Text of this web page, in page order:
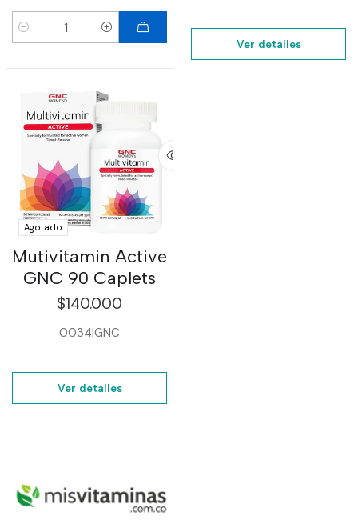
Cantidad Ver detalles
Agotado
Mutivitamin Active
GNC 90 Caplets
$140.000
0034|GNC
Ver detalles